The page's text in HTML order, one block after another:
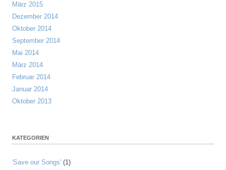
März 2015
Dezember 2014
Oktober 2014
September 2014
Mai 2014
März 2014
Februar 2014
Januar 2014
Oktober 2013
KATEGORIEN
'Save our Songs' (1)